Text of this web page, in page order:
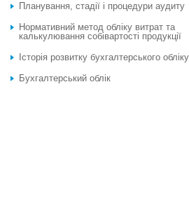
Планування, стадії і процедури аудиту
Нормативний метод обліку витрат та
калькулювання собівартості продукції
Історія розвитку бухгалтерського обліку
Бухгалтерський облік